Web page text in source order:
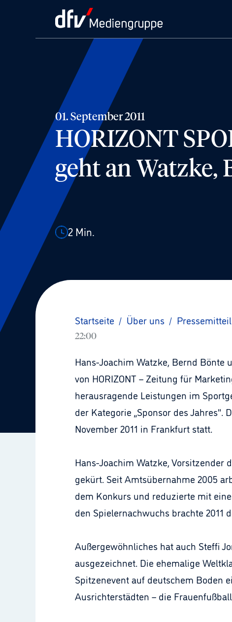
01. September 2011
HORIZONT
geht an Watzke,
2 Min.
Startseite / Über uns /
22:00
Hans-Joachim Watzke, Bernd Bönte
von HORIZONT – Zeitung für
herausragende Leistungen im
der Kategorie „Sponsor des
November 2011 in Frankfurt statt.
Hans-Joachim Watzke, Vorsitzender
gekürt. Seit Amtsübernahme 2005
dem Konkurs und reduzierte mit
den Spielernachwuchs brachte
Außergewöhnliches hat auch Steffi
ausgezeichnet. Die ehemalige
Spitzenevent auf deutschem Boden
Ausrichterstädten – die